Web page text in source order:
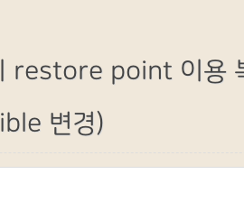
restore point 이용
변경)